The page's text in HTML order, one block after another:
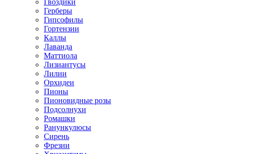
Герберы
Гипсофилы
Гортензии
Каллы
Лаванда
Маттиола
Лизиантусы
Лилии
Орхидеи
Пионы
Пионовидные розы
Подсолнухи
Ромашки
Ранункулюсы
Сирень
Фрезии